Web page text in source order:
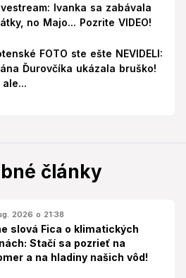
Ivanka sa zabávala
no Majo... Pozrite VIDEO!
FOTO ste ešte NEVIDELI:
Ďurovčíka ukázala bruško!
články
2026 o 21:38
slová Fica o klimatických
Stačí sa pozrieť na
a na hladiny našich vôd!